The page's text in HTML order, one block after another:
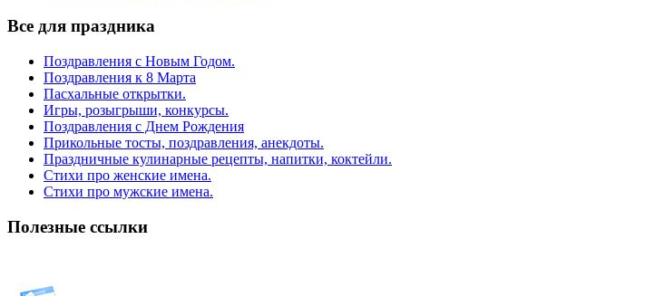
Все для праздника
Поздравления с Новым Годом.
Поздравления к 8 Марта
Пасхальные открытки.
Игры, розыгрыши, конкурсы.
Поздравления с Днем Рождения
Прикольные тосты, поздравления, анекдоты.
Праздничные кулинарные рецепты, напитки, коктейли.
Стихи про женские имена.
Стихи про мужские имена.
Полезные ссылки